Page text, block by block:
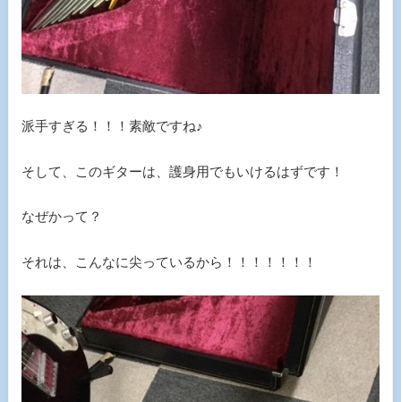
派手すぎる！！！素敵ですね♪
そして、このギターは、護身用でもいけるはずです！
なぜかって？
それは、こんなに尖っているから！！！！！！！